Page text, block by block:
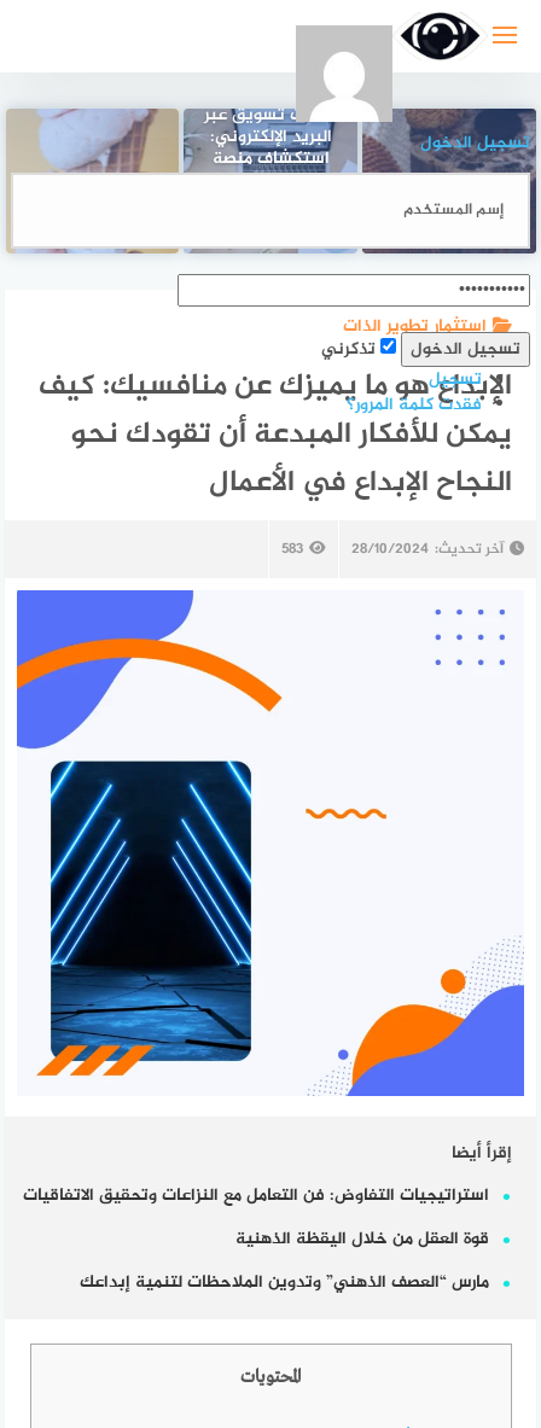
تسجيل الدخول
تذكرني
تسجيل
فقدت كلمة المرور؟
ثلاث طرق لتحقيق
التوازن في حياتك
منصات تسويق عبر
البريد الإلكتروني:
استكشاف منصة
GetResponse دراسة جدوى
استثمار تطوير الذات
الإبداع هو ما يميزك عن منافسيك: كيف
يمكن للأفكار المبدعة أن تقودك نحو
النجاح الإبداع في الأعمال
آخر تحديث: 28/10/2024
583
إقرأ أيضا
استراتيجيات التفاوض: فن التعامل مع النزاعات وتحقيق الاتفاقيات
قوة العقل من خلال اليقظة الذهنية
مارس “العصف الذهني” وتدوين الملاحظات لتنمية إبداعك
المحتويات